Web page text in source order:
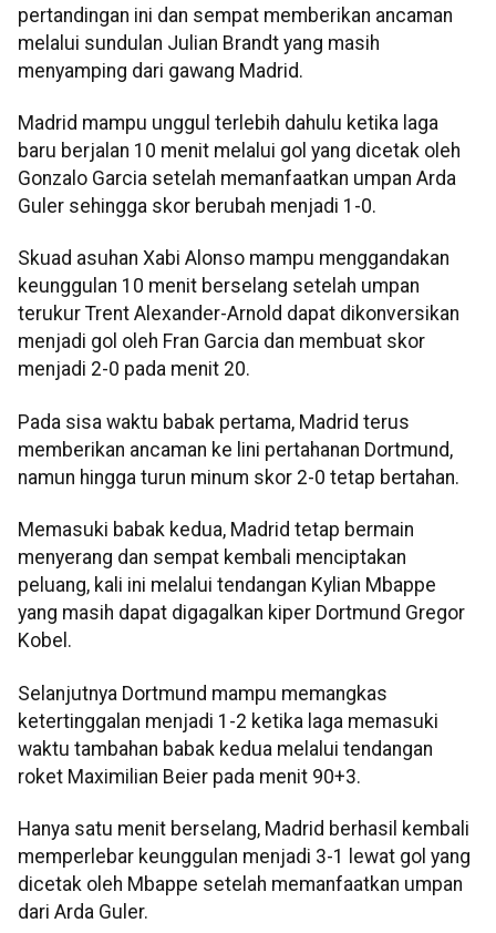
pertandingan ini dan sempat memberikan ancaman
melalui sundulan Julian Brandt yang masih
menyamping dari gawang Madrid.
Madrid mampu unggul terlebih dahulu ketika laga
baru berjalan 10 menit melalui gol yang dicetak oleh
Gonzalo Garcia setelah memanfaatkan umpan Arda
Guler sehingga skor berubah menjadi 1-0.
Skuad asuhan Xabi Alonso mampu menggandakan
keunggulan 10 menit berselang setelah umpan
terukur Trent Alexander-Arnold dapat dikonversikan
menjadi gol oleh Fran Garcia dan membuat skor
menjadi 2-0 pada menit 20.
Pada sisa waktu babak pertama, Madrid terus
memberikan ancaman ke lini pertahanan Dortmund,
namun hingga turun minum skor 2-0 tetap bertahan.
Memasuki babak kedua, Madrid tetap bermain
menyerang dan sempat kembali menciptakan
peluang, kali ini melalui tendangan Kylian Mbappe
yang masih dapat digagalkan kiper Dortmund Gregor
Kobel.
Selanjutnya Dortmund mampu memangkas
ketertinggalan menjadi 1-2 ketika laga memasuki
waktu tambahan babak kedua melalui tendangan
roket Maximilian Beier pada menit 90+3.
Hanya satu menit berselang, Madrid berhasil kembali
memperlebar keunggulan menjadi 3-1 lewat gol yang
dicetak oleh Mbappe setelah memanfaatkan umpan
dari Arda Guler.